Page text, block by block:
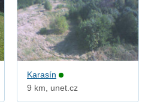
Karasín
9 km, unet.cz